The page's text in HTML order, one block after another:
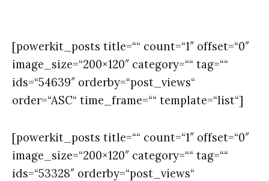
[powerkit_posts title=““ count=“1″ offset=“0″
image_size=“200×120″ category=““ tag=““
ids=“54639″ orderby=“post_views“
order=“ASC“ time_frame=““ template=“list“]
[powerkit_posts title=““ count=“1″ offset=“0″
image_size=“200×120″ category=““ tag=““
ids=“53328″ orderby=“post_views“